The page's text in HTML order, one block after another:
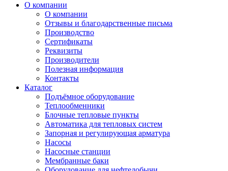
О компании
О компании
Отзывы и благодарственные письма
Производство
Сертификаты
Реквизиты
Производители
Полезная информация
Контакты
Каталог
Подъёмное оборудование
Теплообменники
Блочные тепловые пункты
Автоматика для тепловых систем
Запорная и регулирующая арматура
Насосы
Насосные станции
Мембранные баки